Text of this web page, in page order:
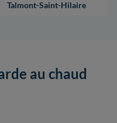
Talmont-Saint-Hilaire
au chaud